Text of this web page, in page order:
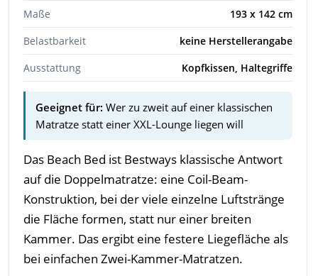
Maße
193 x 142 cm
Belastbarkeit
keine Herstellerangabe
Ausstattung
Kopfkissen, Haltegriffe
Geeignet für: Wer zu zweit auf einer klassischen
Matratze statt einer XXL-Lounge liegen will
Das Beach Bed ist Bestways klassische Antwort
auf die Doppelmatratze: eine Coil-Beam-
Konstruktion, bei der viele einzelne Luftstränge
die Fläche formen, statt nur einer breiten
Kammer. Das ergibt eine festere Liegefläche als
bei einfachen Zwei-Kammer-Matratzen.